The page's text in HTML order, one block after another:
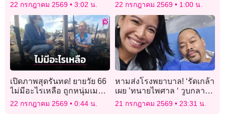
22 กรกฎาคม 2569 3:02 น. 22 กรกฎาคม 2569 1:00 น.
เปิดภาพสุดรันทด! ยายวัย 66
ไม่มีอะไรเหลือ ถูกหนุ่มเมา
ยาจุดเผาไฟบ้านลามวอด 7
22 กรกฎาคม 2569 0:44 น.
หามส่งโรงพยาบาล! ‘รัดเกล้า
เผย ’ทนายไพศาล ‘ วูบกลาง
วงประชุม กมธ.พบ หัวใจเต้น
ผิดจังหวะ ตอนนี้ปลอดภัย
21 กรกฎาคม 2569 23:31 น.